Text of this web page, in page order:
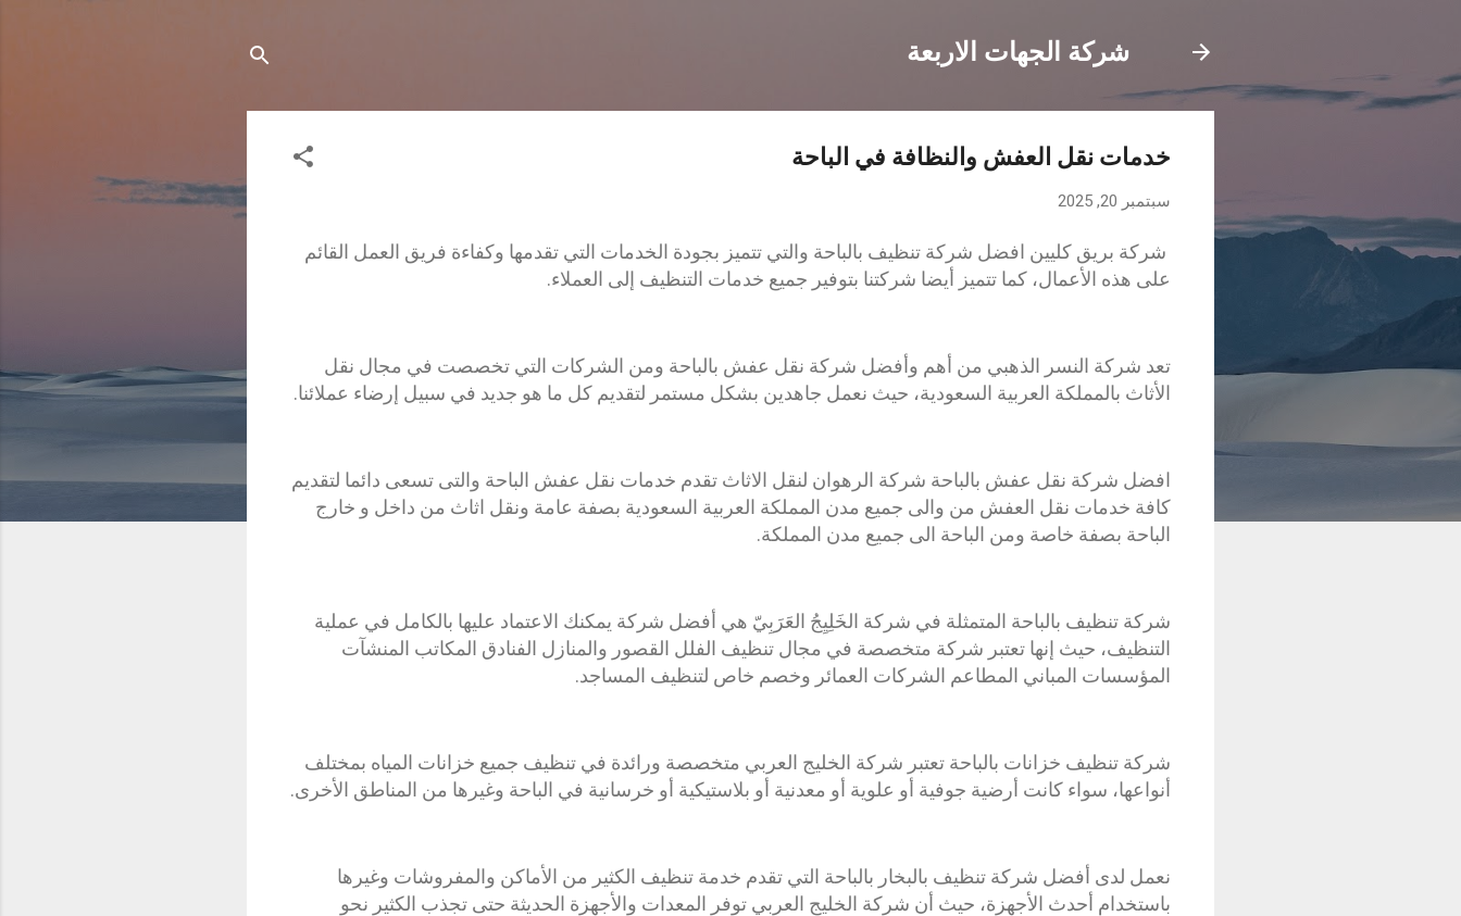
شركة الجهات الاربعة
خدمات نقل العفش والنظافة في الباحة
سبتمبر 20, 2025
شركة بريق كليين افضل شركة تنظيف بالباحة والتي تتميز بجودة الخدمات التي تقدمها وكفاءة فريق العمل القائم
على هذه الأعمال، كما تتميز أيضا شركتنا بتوفير جميع خدمات التنظيف إلى العملاء.
تعد شركة النسر الذهبي من أهم وأفضل شركة نقل عفش بالباحة ومن الشركات التي تخصصت في مجال نقل
الأثاث بالمملكة العربية السعودية، حيث نعمل جاهدين بشكل مستمر لتقديم كل ما هو جديد في سبيل إرضاء عملائنا.
افضل شركة نقل عفش بالباحة شركة الرهوان لنقل الاثاث تقدم خدمات نقل عفش الباحة والتى تسعى دائما لتقديم
كافة خدمات نقل العفش من والى جميع مدن المملكة العربية السعودية بصفة عامة ونقل اثاث من داخل و خارج
الباحة بصفة خاصة ومن الباحة الى جميع مدن المملكة.
شركة تنظيف بالباحة المتمثلة في شركة الخَلِيِجُ العَرَبِيّ هي أفضل شركة يمكنك الاعتماد عليها بالكامل في عملية
التنظيف، حيث إنها تعتبر شركة متخصصة في مجال تنظيف الفلل القصور والمنازل الفنادق المكاتب المنشآت
المؤسسات المباني المطاعم الشركات العمائر وخصم خاص لتنظيف المساجد.
شركة تنظيف خزانات بالباحة تعتبر شركة الخليج العربي متخصصة ورائدة في تنظيف جميع خزانات المياه بمختلف
أنواعها، سواء كانت أرضية جوفية أو علوية أو معدنية أو بلاستيكية أو خرسانية في الباحة وغيرها من المناطق الأخرى.
نعمل لدى أفضل شركة تنظيف بالبخار بالباحة التي تقدم خدمة تنظيف الكثير من الأماكن والمفروشات وغيرها
باستخدام أحدث الأجهزة، حيث أن شركة الخليج العربي توفر المعدات والأجهزة الحديثة حتى تجذب الكثير نحو